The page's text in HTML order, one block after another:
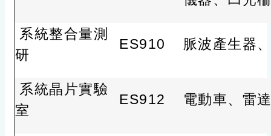
系統整合量測
研
ES910 脈波產生器
系統晶片實驗
室
ES912 電動車、雷